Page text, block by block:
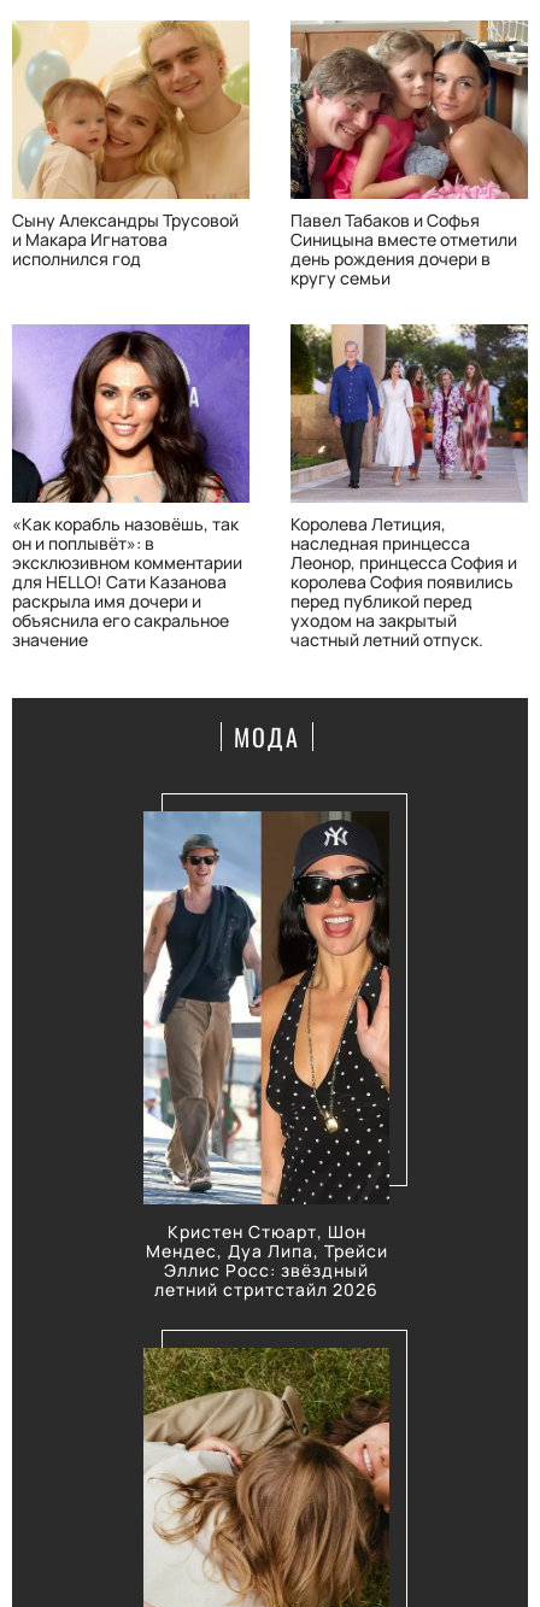
Сыну Александры Трусовой
и Макара Игнатова
исполнился год
Павел Табаков и Софья
Синицына вместе отметили
день рождения дочери в
кругу семьи
«Как корабль назовёшь, так
он и поплывёт»: в
эксклюзивном комментарии
для HELLO! Сати Казанова
раскрыла имя дочери и
объяснила его сакральное
значение
Королева Летиция,
наследная принцесса
Леонор, принцесса София и
королева София появились
перед публикой перед
уходом на закрытый
частный летний отпуск.
МОДА
Кристен Стюарт, Шон
Мендес, Дуа Липа, Трейси
Эллис Росс: звёздный
летний стритстайл 2026